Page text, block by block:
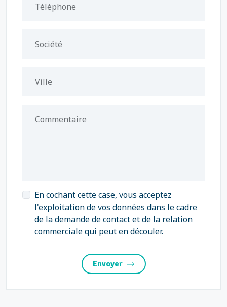
Téléphone
Société
Ville
Commentaire
En cochant cette case, vous acceptez
l'exploitation de vos données dans le cadre
de la demande de contact et de la relation
commerciale qui peut en découler.
Envoyer